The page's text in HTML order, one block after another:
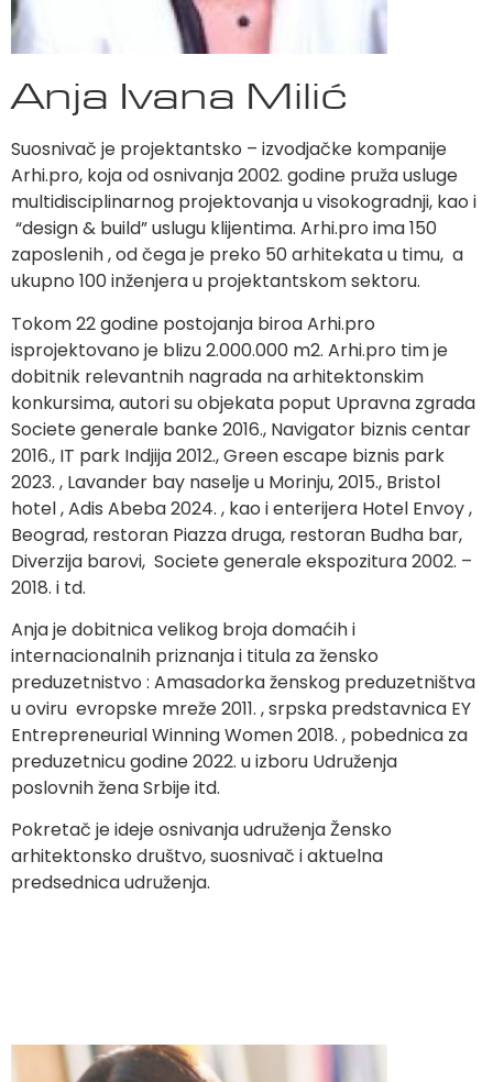
Anja Ivana Milić
Suosnivač je projektantsko – izvodjačke kompanije
Arhi.pro, koja od osnivanja 2002. godine pruža usluge
multidisciplinarnog projektovanja u visokogradnji, kao i
“design & build” uslugu klijentima. Arhi.pro ima 150
zaposlenih , od čega je preko 50 arhitekata u timu, a
ukupno 100 inženjera u projektantskom sektoru.
Tokom 22 godine postojanja biroa Arhi.pro
isprojektovano je blizu 2.000.000 m2. Arhi.pro tim je
dobitnik relevantnih nagrada na arhitektonskim
konkursima, autori su objekata poput Upravna zgrada
Societe generale banke 2016., Navigator biznis centar
2016., IT park Indjija 2012., Green escape biznis park
2023. , Lavander bay naselje u Morinju, 2015., Bristol
hotel , Adis Abeba 2024. , kao i enterijera Hotel Envoy ,
Beograd, restoran Piazza druga, restoran Budha bar,
Diverzija barovi, Societe generale ekspozitura 2002. –
2018. i td.
Anja je dobitnica velikog broja domaćih i
internacionalnih priznanja i titula za žensko
preduzetnistvo : Amasadorka ženskog preduzetništva
u oviru evropske mreže 2011. , srpska predstavnica EY
Entrepreneurial Winning Women 2018. , pobednica za
preduzetnicu godine 2022. u izboru Udruženja
poslovnih žena Srbije itd.
Pokretač je ideje osnivanja udruženja Žensko
arhitektonsko društvo, suosnivač i aktuelna
predsednica udruženja.